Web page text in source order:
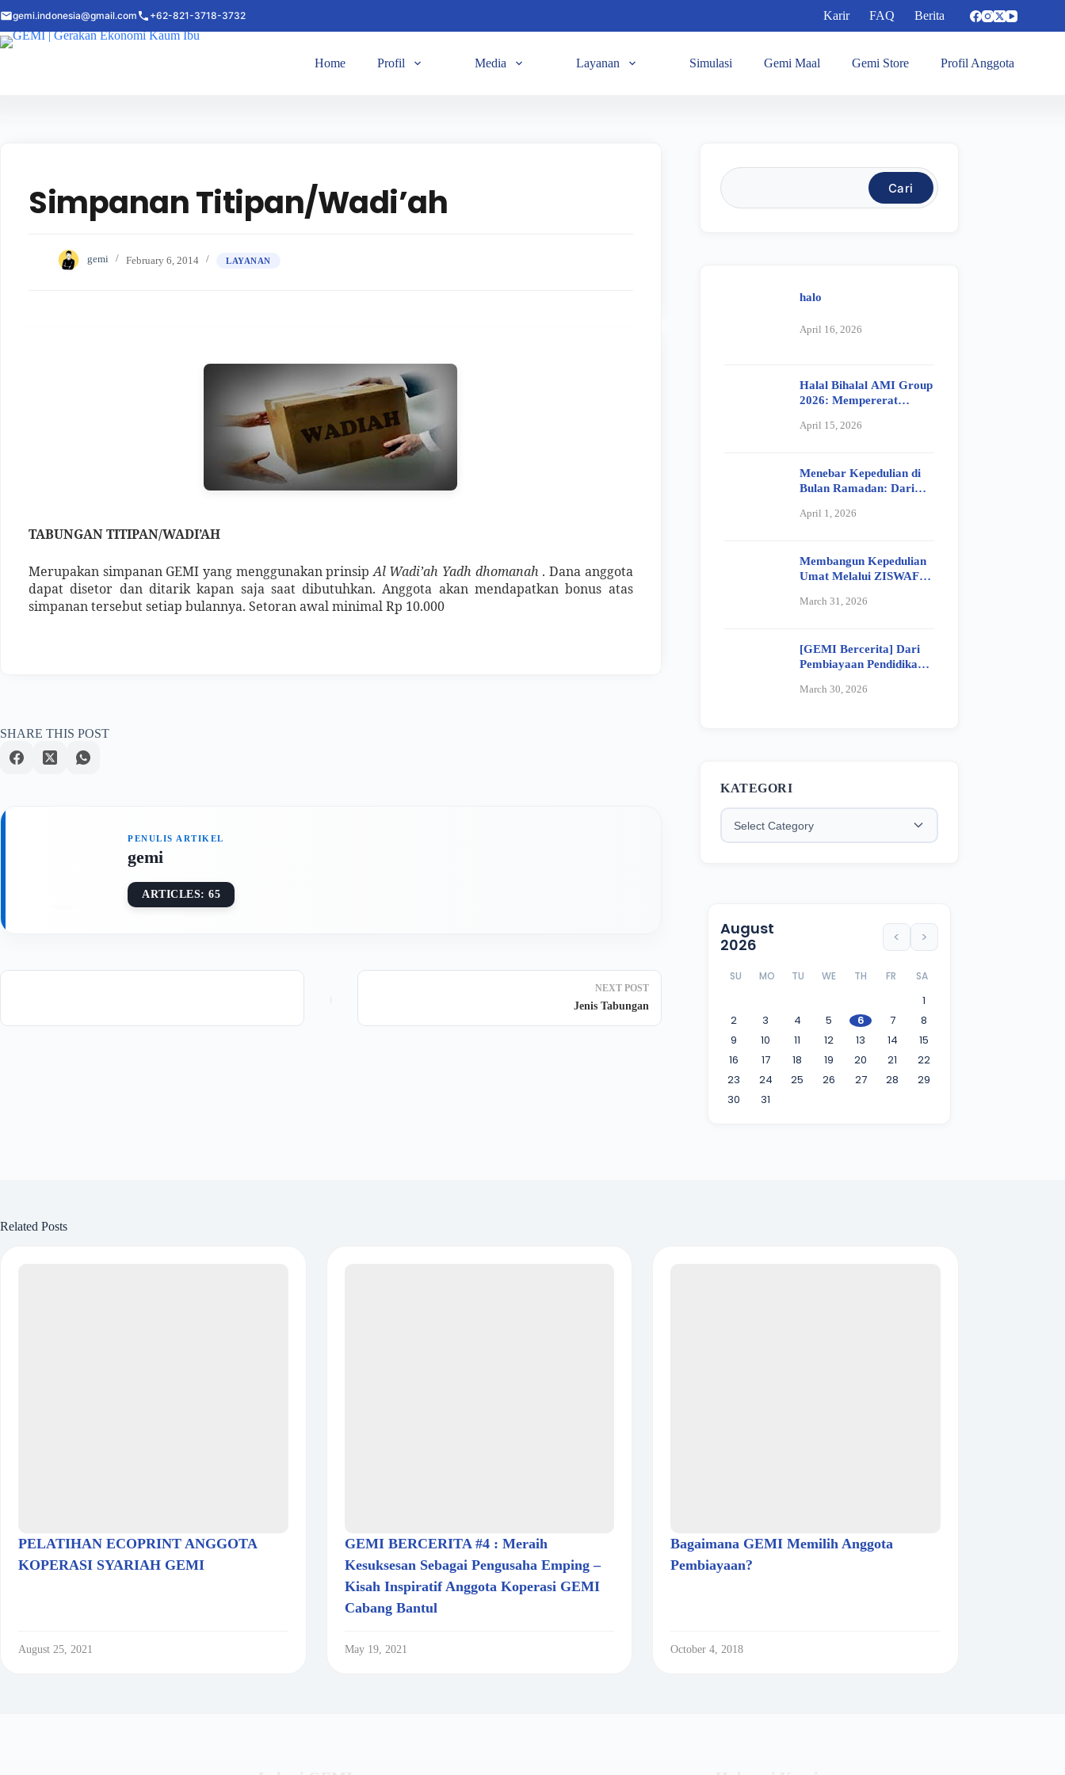
gemi.indonesia@gmail.com +62-821-3718-3732 Karir FAQ Berita
Home Profil Media Layanan Simulasi Gemi Maal Gemi Store Profil Anggota
Simpanan Titipan/Wadi’ah
gemi February 6, 2014 LAYANAN
TABUNGAN TITIPAN/WADI’AH
Merupakan simpanan GEMI yang menggunakan prinsipAl Wadi’ah Yadh dhomanah . Dana anggota
dapat disetor dan ditarik kapan saja saat dibutuhkan. Anggota akan mendapatkan bonus atas
simpanan tersebut setiap bulannya. Setoran awal minimal Rp 10.000
SHARE THIS POST
gemi
ARTICLES: 65
NEXT POST
Jenis Tabungan
Cari
halo
April 16, 2026
Halal Bihalal AMI Group
2026: Mempererat
Meneguhkan Nilai
April 15, 2026
Menebar Kepedulian di
Bulan Ramadan: Dari
Bahagia Anak Yatim
April 1, 2026
Membangun Kepedulian
Umat Melalui ZISWAF
Maal
March 31, 2026
[GEMI Bercerita] Dari
Pembiayaan Pendidikan
Perjalanan Ibu Siti
March 30, 2026
KATEGORI
August
2026
< >
SU MO TU WE TH FR SA
1
2
3 4 5 6 7
8
9
10 11 12 13 14
15
16
17 18 19 20 21
22
23
24 25 26 27 28
29
30
31
Related Posts
PELATIHAN ECOPRINT ANGGOTA
KOPERASI SYARIAH GEMI
August 25, 2021
GEMI BERCERITA #4 : Meraih
Kesuksesan Sebagai Pengusaha Emping –
Kisah Inspiratif Anggota Koperasi GEMI
Cabang Bantul
May 19, 2021
Bagaimana GEMI Memilih Anggota
Pembiayaan?
October 4, 2018